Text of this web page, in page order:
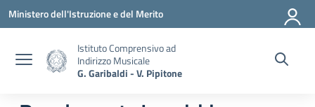
Vai ai contenuti
Vai al menu di navigazione
Vai al footer
Ministero dell'Istruzione e del Merito
Istituto Comprensivo ad
Indirizzo Musicale
G. Garibaldi - V. Pipitone